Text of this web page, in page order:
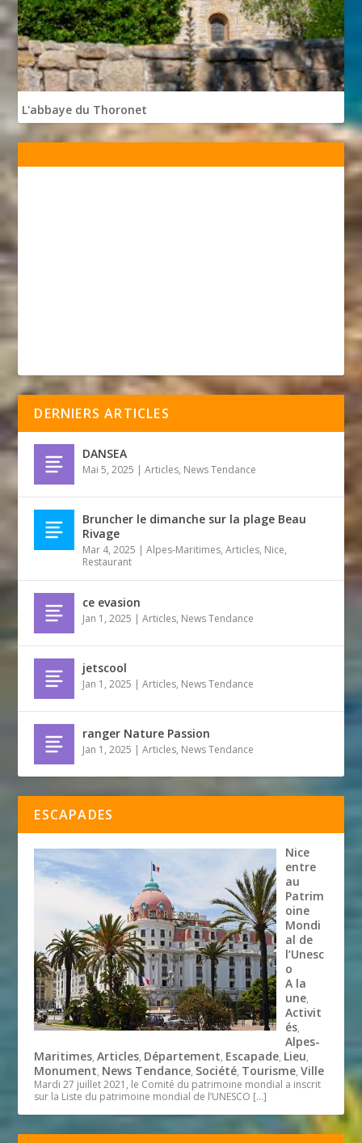
L'abbaye du Thoronet
DERNIERS ARTICLES
DANSEA
Mai 5, 2025 |Articles, News Tendance
Bruncher le dimanche sur la plage Beau
Rivage
Mar 4, 2025 |Alpes-Maritimes,Articles, Nice,
Restaurant
ce evasion
Jan 1, 2025 |Articles, News Tendance
jetscool
Jan 1, 2025 |Articles, News Tendance
ranger Nature Passion
Jan 1, 2025 |Articles, News Tendance
ESCAPADES
Nice
entre
au
Patrim
oine
Mondi
al de
l’Unesc
o
A la
une,
Activit
és,
Alpes-
Maritimes,Articles, Département, Escapade, Lieu,
Monument, News Tendance, Société, Tourisme,Ville
Mardi 27 juillet 2021, le Comité du patrimoine mondial a inscrit
sur la Liste du patrimoine mondial de l’UNESCO […]